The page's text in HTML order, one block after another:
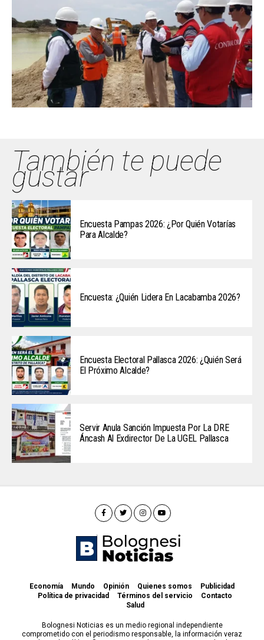
También te puede
gustar
Encuesta Pampas 2026: ¿Por Quién Votarías
Para Alcalde?
Encuesta: ¿Quién Lidera En Lacabamba 2026?
Encuesta Electoral Pallasca 2026: ¿Quién Será
El Próximo Alcalde?
Servir Anula Sanción Impuesta Por La DRE
Áncash Al Exdirector De La UGEL Pallasca
Economía Mundo Opinión Quienes somos
Publicidad
Política de privacidad
Términos del servicio
Contacto
Salud
Bolognesi Noticias es un medio regional independiente
comprometido con el periodismo responsable, la información veraz